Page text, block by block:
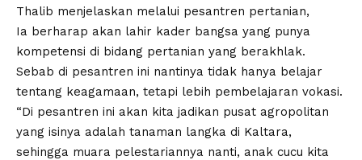
Thalib menjelaskan melalui pesantren pertanian,
Ia berharap akan lahir kader bangsa yang punya
kompetensi di bidang pertanian yang berakhlak.
Sebab di pesantren ini nantinya tidak hanya belajar
tentang keagamaan, tetapi lebih pembelajaran vokasi.
“Di pesantren ini akan kita jadikan pusat agropolitan
yang isinya adalah tanaman langka di Kaltara,
sehingga muara pelestariannya nanti, anak cucu kita